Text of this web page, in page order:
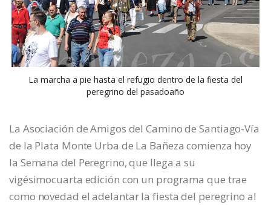
La marcha a pie hasta el refugio dentro de la fiesta del
peregrino del pasadoaño
La Asociación de Amigos del Camino de Santiago-Vía
de la Plata Monte Urba de La Bañeza comienza hoy
la Semana del Peregrino, que llega a su
vigésimocuarta edición con un programa que trae
como novedad el adelantar la fiesta del peregrino al